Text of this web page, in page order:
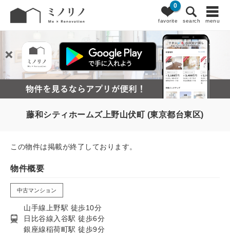
favorite
0
search menu
藤和シティホームズ上野山伏町 (東京都台東区)
この物件は掲載が終了しております。
物件概要
中古マンション
山手線上野駅 徒歩10分
日比谷線入谷駅 徒歩6分
銀座線稲荷町駅 徒歩9分